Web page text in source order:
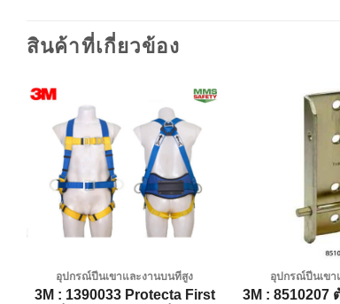
สินค้าที่เกี่ยวข้อง
Add to
wishlist
อุปกรณ์ปีนเขาและงานบนที่สูง
3M : 1390033 Protecta First
อุปกรณ์ปีนเขา
3M : 8510207